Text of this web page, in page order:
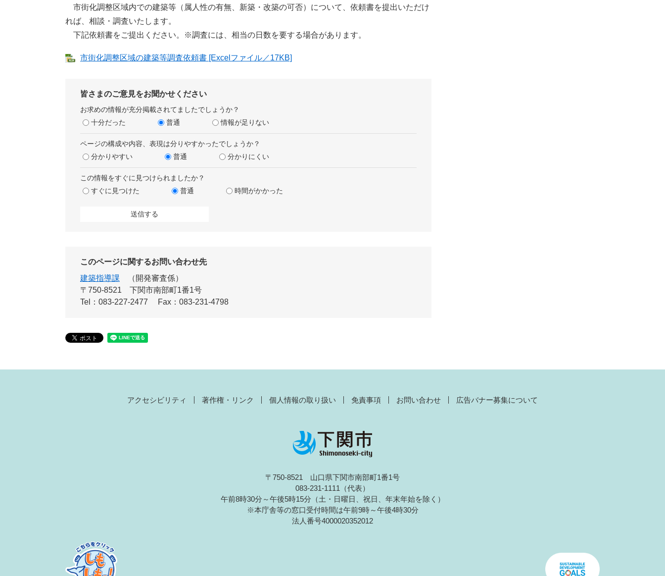
市街化調整区域内での建築等（属人性の有無、新築・改築の可否）について、依頼書を提出いただけ
れば、相談・調査いたします。
下記依頼書をご提出ください。※調査には、相当の日数を要する場合があります。
市街化調整区域の建築等調査依頼書 [Excelファイル／17KB]
皆さまのご意見をお聞かせください
お求めの情報が充分掲載されてましたでしょうか？
十分だった
普通 情報が足りない
ページの構成や内容、表現は分りやすかったでしょうか？
分かりやすい
普通 分かりにくい
この情報をすぐに見つけられましたか？
すぐに見つけた
普通 時間がかかった
このページに関するお問い合わせ先
建築指導課
開発審査係
〒750-8521
下関市南部町1番1号
Tel：083-227-2477
Fax：083-231-4798
アクセシビリティ 著作権・リンク 個人情報の取り扱い 免責事項 お問い合わせ 広告バナー募集について
〒750-8521 山口県下関市南部町1番1号
083-231-1111（代表）
午前8時30分～午後5時15分（土・日曜日、祝日、年末年始を除く）
※本庁舎等の窓口受付時間は午前9時～午後4時30分
法人番号4000020352012